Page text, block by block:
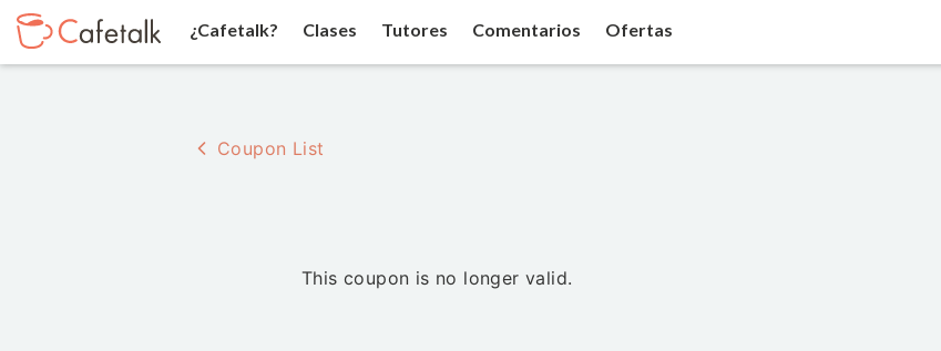
¿Cafetalk? Clases Tutores Comentarios Ofertas
Coupon List
This coupon is no longer valid.